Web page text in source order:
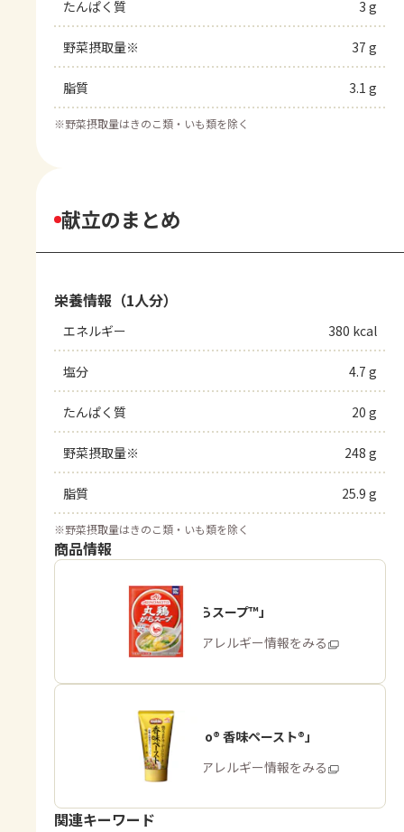
たんぱく質 3 g
野菜摂取量※ 37 g
脂質 3.1 g
※野菜摂取量はきのこ類・いも類を除く
献立のまとめ
栄養情報（1人分）
エネルギー 380 kcal
塩分 4.7 g
たんぱく質 20 g
野菜摂取量※ 248 g
脂質 25.9 g
※野菜摂取量はきのこ類・いも類を除く
商品情報
「丸鶏がらスープ™」
商品・アレルギー情報をみる
「Cook Do® 香味ペースト®」
商品・アレルギー情報をみる
関連キーワード